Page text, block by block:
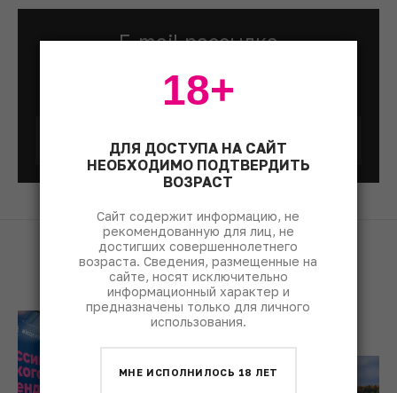
E-mail рассылка
материалы недели
СОБЫТИЯ
ДЛЯ ДОСТУПА НА САЙТ
НЕОБХОДИМО ПОДТВЕРДИТЬ
ВОЗРАСТ
Сайт содержит информацию, не
рекомендованную для лиц, не
достигших совершеннолетнего
возраста. Сведения, размещенные на
сайте, носят исключительно
информационный характер и
предназначены только для личного
использования.
МНЕ ИСПОЛНИЛОСЬ 18 ЛЕТ
18+